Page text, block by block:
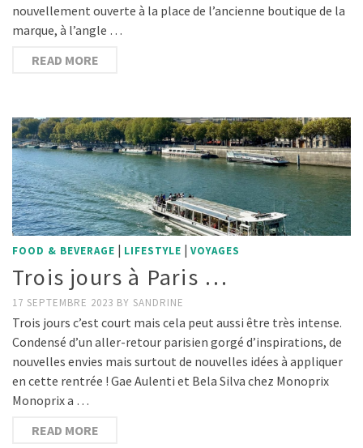
nouvellement ouverte à la place de l’ancienne boutique de la
marque, à l’angle …
READ MORE
FOOD & BEVERAGE | LIFESTYLE | VOYAGES
Trois jours à Paris …
17 SEPTEMBRE 2023 BY SANDRINE
Trois jours c’est court mais cela peut aussi être très intense.
Condensé d’un aller-retour parisien gorgé d’inspirations, de
nouvelles envies mais surtout de nouvelles idées à appliquer
en cette rentrée ! Gae Aulenti et Bela Silva chez Monoprix
Monoprix a …
READ MORE